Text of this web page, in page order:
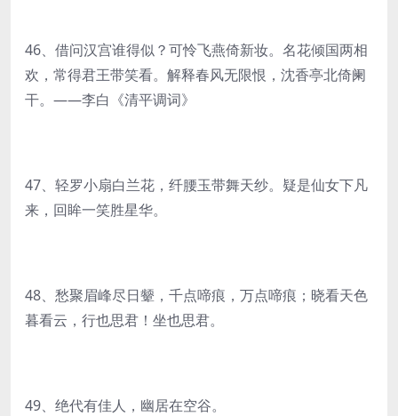
46、借问汉宫谁得似？可怜飞燕倚新妆。名花倾国两相
欢，常得君王带笑看。解释春风无限恨，沈香亭北倚阑
干。——李白《清平调词》
47、轻罗小扇白兰花，纤腰玉带舞天纱。疑是仙女下凡
来，回眸一笑胜星华。
48、愁聚眉峰尽日颦，千点啼痕，万点啼痕；晓看天色
暮看云，行也思君！坐也思君。
49、绝代有佳人，幽居在空谷。